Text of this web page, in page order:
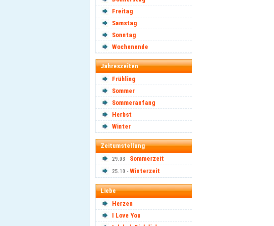
Freitag
Samstag
Sonntag
Wochenende
Jahreszeiten
Frühling
Sommer
Sommeranfang
Herbst
Winter
Zeitumstellung
29.03 - Sommerzeit
25.10 - Winterzeit
Liebe
Herzen
I Love You